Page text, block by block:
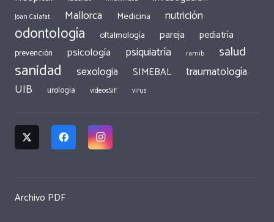
Joan Calafat Mallorca Medicina nutrición
odontología oftalmología pareja pediatría
prevención psicología psiquiatría ramib salud
sanidad sexologia SIMEBAL traumatología
UIB urología videosSiF virus
Archivo PDF